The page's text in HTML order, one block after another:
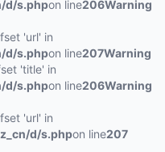
d/s.phpon line206Warning
'url' in
d/s.phpon line207Warning
'title' in
d/s.phpon line206Warning
'url' in
d/s.phpon line207